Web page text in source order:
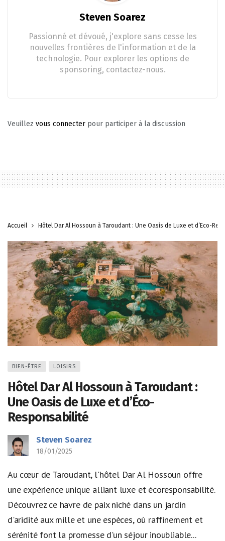
Steven Soarez
Passionné et dévoué, j'explore sans cesse les
nouvelles frontières de l'information et de la
technologie. Pour explorer les options de
sponsoring, contactez-nous.
Veuillez vous connecter pour participer à la discussion
Accueil Hôtel Dar Al Hossoun à Taroudant : Une Oasis de Luxe et d’Éco-
BIEN-ÊTRE LOISIRS
Hôtel Dar Al Hossoun à Taroudant :
Une Oasis de Luxe et d’Éco-
Responsabilité
Steven Soarez
18/01/2025
Au cœur de Taroudant, l'hôtel Dar Al Hossoun offre
une expérience unique alliant luxe et écoresponsabilité.
Découvrez ce havre de paix niché dans un jardin
d'aridité aux mille et une espèces, où raffinement et
sérénité font la promesse d'un séjour inoubliable...